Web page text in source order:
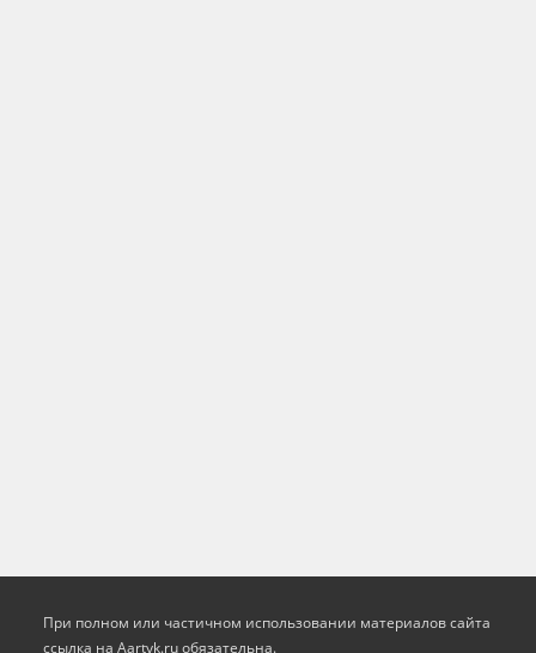
При полном или частичном использовании материалов сайта
ссылка на Aartyk.ru oбязательна.